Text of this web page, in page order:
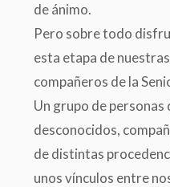
de ánimo.
Pero sobre todo
esta etapa de
compañeros de la
Un grupo de personas
desconocidos,
de distintas
unos vínculos entre